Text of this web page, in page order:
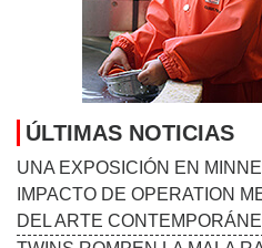
CONFIANZA ANTES DE UNA
MINNESOTA DISFRUTA UN
MIENTRAS SE MANTIENE
LLUVIAS Y CAMBIOS EN EL
RICHARD ESQUIVEL: TRES
PUERTAS PARA LOS
2026